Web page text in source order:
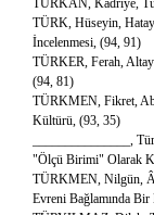
TÜRKAN, Kadriye,
TÜRK, Hüseyin, Hatay
İncelenmesi, (94, 91)
TÜRKER, Ferah,
(94, 81)
TÜRKMEN, Fikret,
Kültürü, (93, 35)
_______________,
"Ölçü Birimi" Olarak
TÜRKMEN, Nilgün,
Evreni Bağlamında